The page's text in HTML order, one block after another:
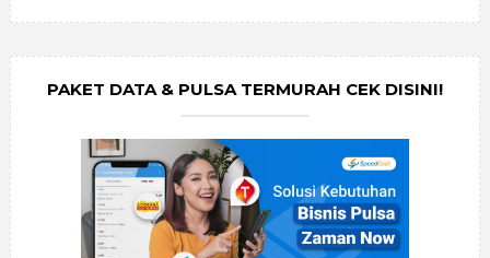
PAKET DATA & PULSA TERMURAH CEK DISINI!